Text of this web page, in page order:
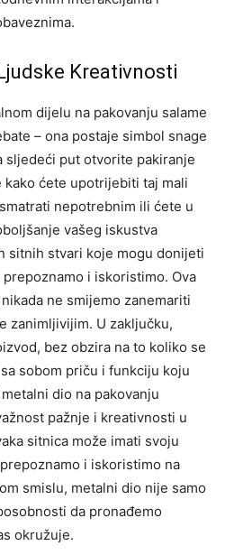
Kreativnosti
dijelu na pakovanju salame
– ona postaje simbol snage
sljedeći put otvorite pakiranje
kako ćete upotrijebiti taj mali
nepotrebnim ili ćete u
vašeg iskustva
sitnih stvari koje mogu donijeti
i iskoristimo. Ova
ne smijemo zanemariti
zanimljivijim. U zaključku,
bez obzira na to koliko se
sobom priču i funkciju koju
dio na pakovanju
pažnje i kreativnosti u
sitnica može imati svoju
i iskoristimo na
smislu, metalni dio nije samo
da pronađemo
okružuje.